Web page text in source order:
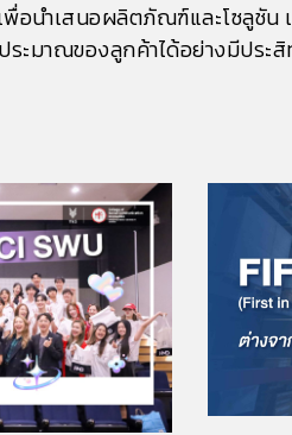
พื่อนำเสนอผลิตภัณฑ์และโซลู
ระมาณของลูกค้าได้อย่างมีประ